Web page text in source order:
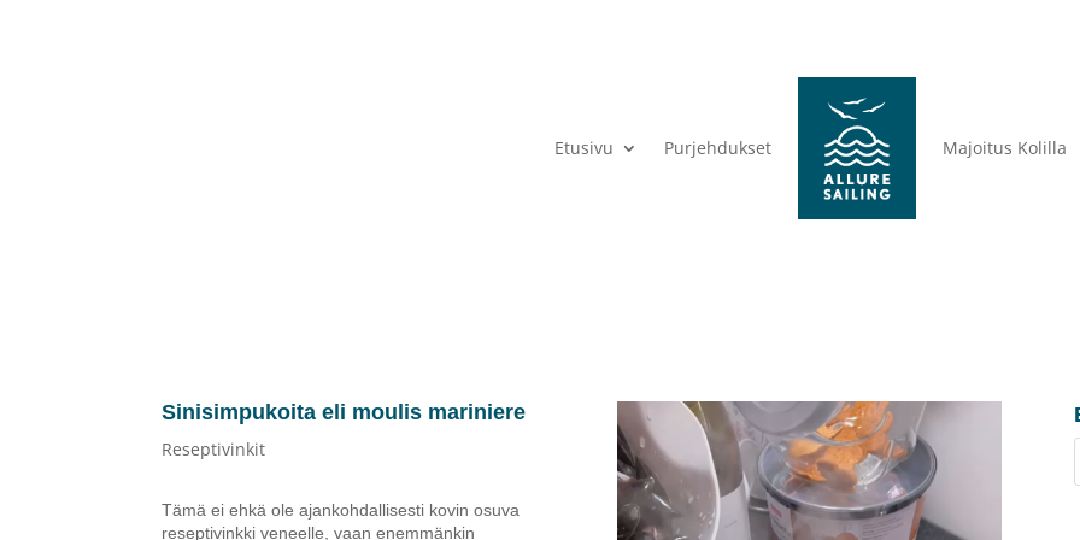
Etusivu Purjehdukset Majoitus Kolilla
Sinisimpukoita eli moulis mariniere
Reseptivinkit
Tämä ei ehkä ole ajankohdallisesti kovin osuva
reseptivinkki veneelle, vaan enemmänkin